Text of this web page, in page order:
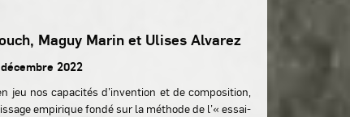
Maguy Marin et Ulises Alvarez
2022
jeu nos capacités d’invention et de composition,
empirique fondé sur la méthode de l’« essai-